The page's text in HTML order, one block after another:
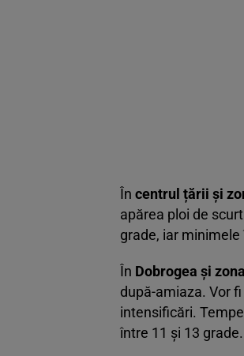
În centrul țării și
apărea ploi de
grade, iar
În Dobrogea și
după-amiaza. Vor
intensificări.
între 11 și 13 grade.